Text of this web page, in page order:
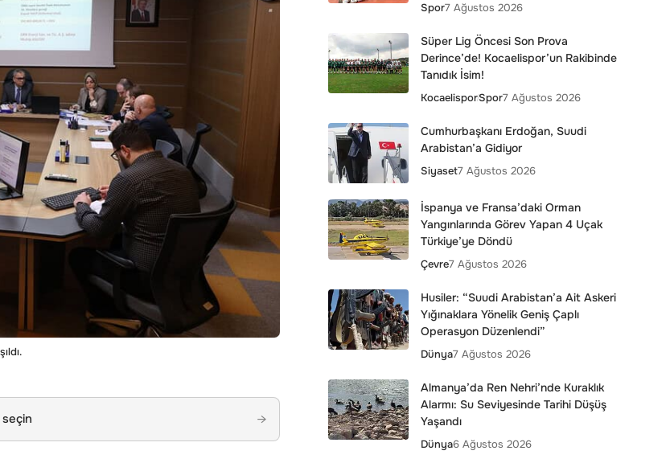
seçin →
Spor7 Ağustos 2026
Süper Lig Öncesi Son Prova
Derince’de! Kocaelispor’un Rakibinde
Tanıdık İsim!
KocaelisporSpor7 Ağustos 2026
Cumhurbaşkanı Erdoğan, Suudi
Arabistan’a Gidiyor
Siyaset7 Ağustos 2026
İspanya ve Fransa’daki Orman
Yangınlarında Görev Yapan 4 Uçak
Türkiye’ye Döndü
Çevre7 Ağustos 2026
Husiler: “Suudi Arabistan’a Ait Askeri
Yığınaklara Yönelik Geniş Çaplı
Operasyon Düzenlendi”
Dünya7 Ağustos 2026
Almanya’da Ren Nehri’nde Kuraklık
Alarmı: Su Seviyesinde Tarihi Düşüş
Yaşandı
Dünya6 Ağustos 2026